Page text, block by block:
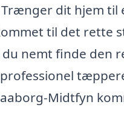
dit hjem til
til det rette
du nemt finde den
Midtfyn